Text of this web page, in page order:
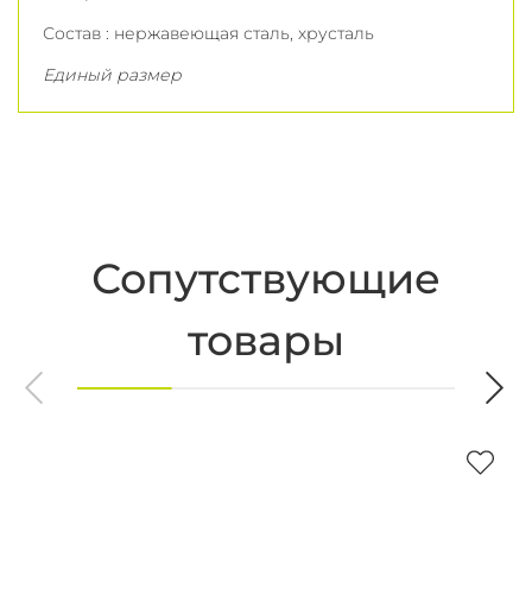
Состав : нержавеющая сталь, хрусталь
Единый размер
Сопутствующие
товары